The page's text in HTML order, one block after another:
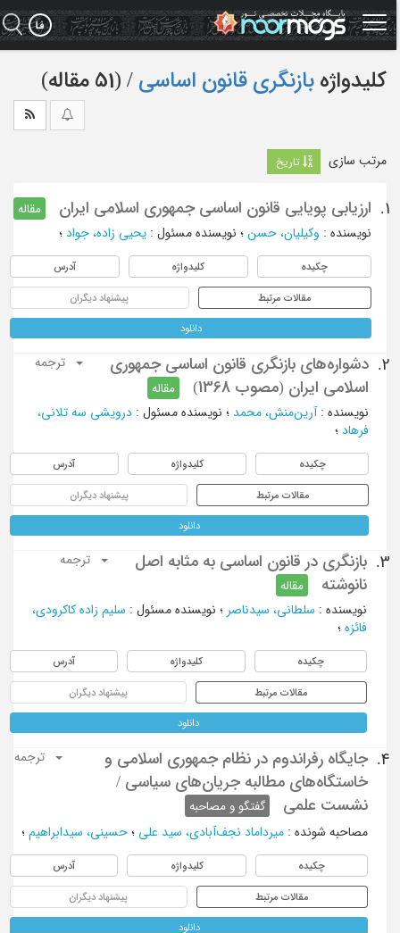
کلیدواژه بازنگری قانون اساسی ‏/ (51 مقاله)
مرتب سازی تاریخ
1. ارزیابی پویایی قانون اساسی جمهوری اسلامی ایران
مقاله
نویسنده: وکیلیان، حسن؛ نویسنده مسئول : یحیی زاده، جواد؛
چکیده کلیدواژه آدرس
مقالات مرتبط پیشنهاد دیگران
دانلود
2.
دشواره‌های‌ بازنگری قانون اساسی جمهوری
اسلامی ایران (مصوب 1368)
مقاله
ترجمه
نویسنده: آرین‌منش، محمد؛ نویسنده مسئول : درویشی سه تلانی،
فرهاد؛
چکیده کلیدواژه آدرس
مقالات مرتبط پیشنهاد دیگران
دانلود
3.
بازنگری در قانون اساسی به مثابه اصل
نانوشته
مقاله
ترجمه
نویسنده: سلطانی، سیدناصر؛ نویسنده مسئول : سلیم زاده کاکرودی،
فائزه؛
چکیده کلیدواژه آدرس
مقالات مرتبط پیشنهاد دیگران
دانلود
4.
جایگاه رفراندوم در نظام جمهوری اسلامی و
خاستگاه‌های مطالبه جریان‌های سیاسی /
نشست علمی
گفتگو و مصاحبه
ترجمه
مصاحبه شونده: میرداماد نجف‌آبادی، سید علی ؛ حسینی، سیدابراهیم؛
چکیده کلیدواژه آدرس
مقالات مرتبط پیشنهاد دیگران
دانلود